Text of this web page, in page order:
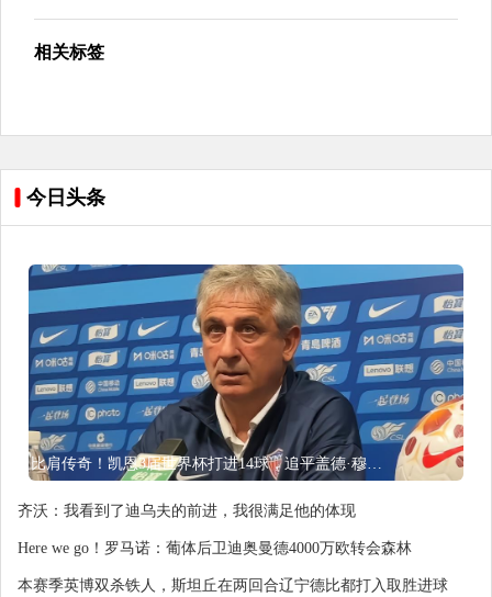
相关标签
今日头条
比肩传奇！凯恩3届世界杯打进14球，追平盖德·穆勒并排前史第5
齐沃：我看到了迪乌夫的前进，我很满足他的体现
Here we go！罗马诺：葡体后卫迪奥曼德4000万欧转会森林
本赛季英博双杀铁人，斯坦丘在两回合辽宁德比都打入取胜进球